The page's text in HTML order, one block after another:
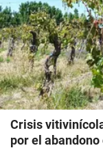
Crisis
por el